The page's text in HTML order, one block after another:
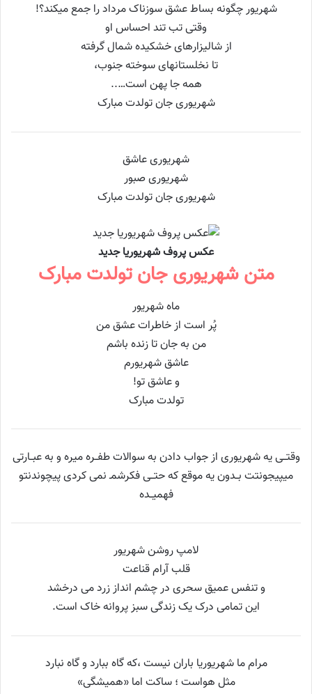
شهریور چگونه بساط عشق سوزناک مرداد را جمع میکند؟!
وقتی تب تند احساس او
از شالیزارهای خشکیده شمال گرفته
تا نخلستانهای سوخته جنوب،
همه جا پهن است…..
شهریوری جان تولدت مبارک
شهریوری عاشق
شهریوری صبور
شهریوری جان تولدت مبارک
عکس پروف شهریوریا جدید
متن شهریوری جان تولدت مبارک
ماه شهریور
پُر است از خاطرات عشق من
من به جان تا زنده باشم
عاشق شهریورم
و عاشق تو!
تولدت مبارک
وقتــی یه شهریوری از جواب دادن به سوالات طفــره میره و به عبــارتی
میپیجونتت بــدون یه موقع که حتــی فکرشمـ نمی کردی پیچوندنتو
فهمیــده
لامپ روشن شهریور
قلب آرام قناعت
و تنفس عمیق سحری در چشم انداز زرد می درخشد
این تمامی درک یک زندگی سبز پروانه خاک است.
مرام ما شهریوریا باران نیست ،که گاه ببارد و گاه نبارد
مثل هواست ؛ ساکت اما «همیشگی»